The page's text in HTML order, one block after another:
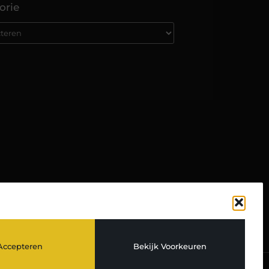
Bekijk Voorkeuren